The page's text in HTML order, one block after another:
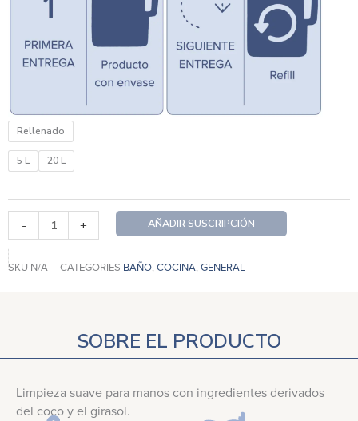
Rellenado
5 L 20 L
-
Jabón
para
Manos
Cuerpo
Gel
Marula
15
+ AÑADIR SUSCRIPCIÓN
SKU N/A CATEGORIES BAÑO, COCINA, GENERAL
SOBRE EL PRODUCTO
Limpieza suave para manos con ingredientes derivados
del coco y el girasol.